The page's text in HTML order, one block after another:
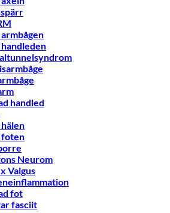
handled
foten
Neurom
Valgus
fot
fasciit